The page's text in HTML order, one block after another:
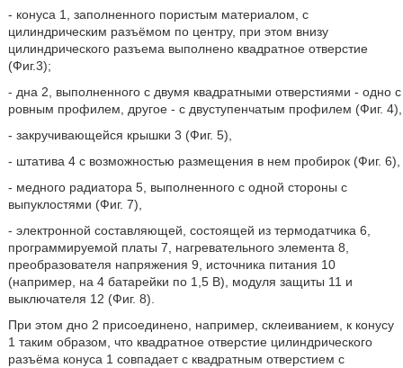
- конуса 1, заполненного пористым материалом, с
цилиндрическим разъёмом по центру, при этом внизу
цилиндрического разъема выполнено квадратное отверстие
(Фиг.3);
- дна 2, выполненного с двумя квадратными отверстиями - одно с
ровным профилем, другое - с двуступенчатым профилем (Фиг. 4),
- закручивающейся крышки 3 (Фиг. 5),
- штатива 4 с возможностью размещения в нем пробирок (Фиг. 6),
- медного радиатора 5, выполненного с одной стороны с
выпуклостями (Фиг. 7),
- электронной составляющей, состоящей из термодатчика 6,
программируемой платы 7, нагревательного элемента 8,
преобразователя напряжения 9, источника питания 10
(например, на 4 батарейки по 1,5 В), модуля защиты 11 и
выключателя 12 (Фиг. 8).
При этом дно 2 присоединено, например, склеиванием, к конусу
1 таким образом, что квадратное отверстие цилиндрического
разъёма конуса 1 совпадает с квадратным отверстием с